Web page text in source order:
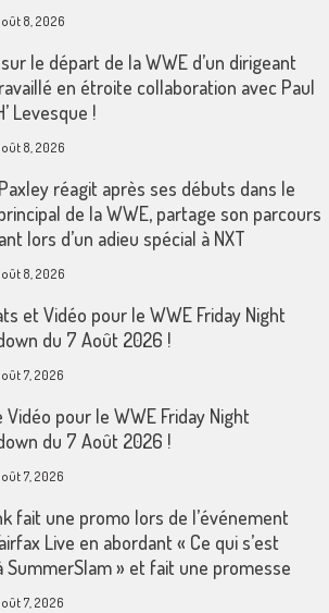
8, 2026
le départ de la WWE d’un dirigeant
en étroite collaboration avec Paul
Levesque !
8, 2026
réagit après ses débuts dans le
de la WWE, partage son parcours
lors d’un adieu spécial à NXT
8, 2026
et Vidéo pour le WWE Friday Night
du 7 Août 2026 !
7, 2026
Vidéo pour le WWE Friday Night
du 7 Août 2026 !
7, 2026
fait une promo lors de l’événement
Live en abordant « Ce qui s’est
SummerSlam » et fait une promesse
7, 2026